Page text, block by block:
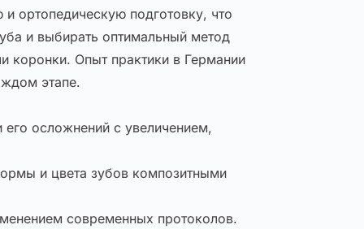
ортопедическую подготовку, что
и выбирать оптимальный метод
коронки. Опыт практики в Германии
этапе.
осложнений с увеличением,
и цвета зубов композитными
современных протоколов.